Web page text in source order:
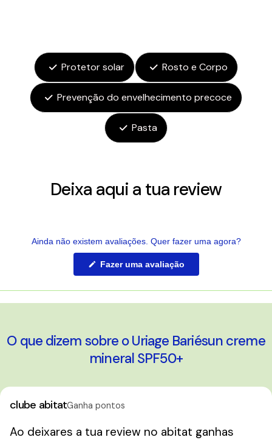
Protetor solar Rosto e Corpo
Prevenção do envelhecimento precoce
Pasta
Deixa aqui a tua review
Ainda não existem avaliações. Quer fazer uma agora?
Fazer uma avaliação(Abre
numa
janela)
O que dizem sobre o Uriage Bariésun creme
mineral SPF50+
clube abitatGanha pontos
Ao deixares a tua review no abitat ganhas